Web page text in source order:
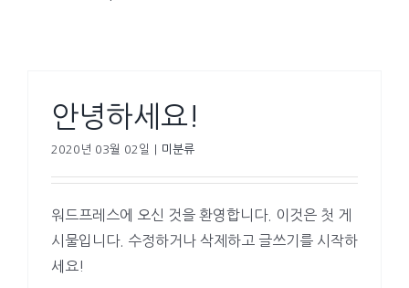
안녕하세요!
2020년 03월 02일 미분류
워드프레스에 오신 것을 환영합니다. 이것은 첫 게
시물입니다. 수정하거나 삭제하고 글쓰기를 시작하
세요!